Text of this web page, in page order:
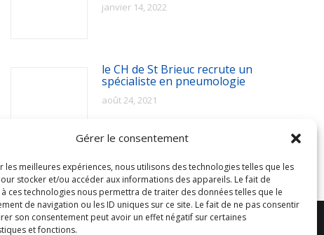
Gérer le consentement
les meilleures expériences, nous utilisons des technologies telles que les
stocker et/ou accéder aux informations des appareils. Le fait de
ces technologies nous permettra de traiter des données telles que le
de navigation ou les ID uniques sur ce site. Le fait de ne pas consentir
son consentement peut avoir un effet négatif sur certaines
et fonctions.
janvier 14, 2022
le CH de St Brieuc recrute un
spécialiste en pneumologie
août 24, 2021